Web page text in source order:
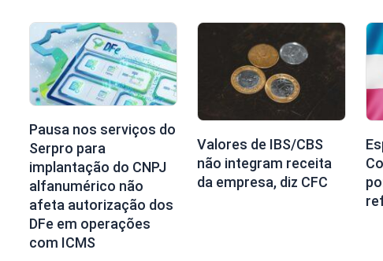
Pausa nos serviços do
Serpro para
implantação do CNPJ
alfanumérico não
afeta autorização dos
DFe em operações
com ICMS
Valores de IBS/CBS
não integram receita
da empresa, diz CFC